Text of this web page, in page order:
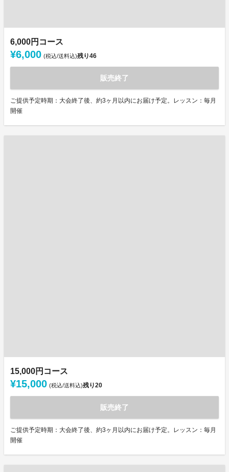
6,000円コース
¥6,000 (税込/送料込)残り46
販売終了
ご提供予定時期：大会終了後、約3ヶ月以内にお届け予定。レッスン：毎月
開催
15,000円コース
¥15,000 (税込/送料込)残り20
販売終了
ご提供予定時期：大会終了後、約3ヶ月以内にお届け予定。レッスン：毎月
開催